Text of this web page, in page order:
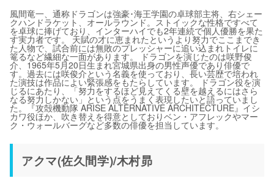
風間竜一、通称ドラゴンは強豪･海王学園の卓球部主将、右シェー
クハンドラケット、オールラウンド。ストイックな性格ですべて
を卓球に捧げており、インターハイでも2年連続で個人優勝を果た
す実力者です。 天賦の才に恵まれたというより努力でここまでき
た人物で、試合前には無敗のプレッシャーに追い込まれトイレに
篭るなど繊細な一面があります。 ドラゴンを演じたのは咲野俊
介、1965年5月20日生まれ宮城県出身の男性声優であり俳優で
す。過去には咲俊介という名義を使っており、長い芸歴で培われ
た演技は作品によい緊張感をもたらしています。 ドラゴン役を演
じるにあたり、「努力をするほど見えてくる壁を越えるにはさら
なる努力しかない」という点をうまく表現したいと語っていまし
た。『攻殻機動隊 ARISE ALTERNATIVE ARCHITECTURE』イシ
カワ役ほか、吹き替えを得意としておりベン・アフレックやマー
ク・ウォールバーグなど多数の俳優を担当しています。
アクマ(佐久間学)/木村昴